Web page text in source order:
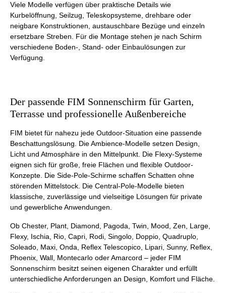
Viele Modelle verfügen über praktische Details wie
Kurbelöffnung, Seilzug, Teleskopsysteme, drehbare oder
neigbare Konstruktionen, austauschbare Bezüge und einzeln
ersetzbare Streben. Für die Montage stehen je nach Schirm
verschiedene Boden-, Stand- oder Einbaulösungen zur
Verfügung.
Der passende FIM Sonnenschirm für Garten,
Terrasse und professionelle Außenbereiche
FIM bietet für nahezu jede Outdoor-Situation eine passende
Beschattungslösung. Die Ambience-Modelle setzen Design,
Licht und Atmosphäre in den Mittelpunkt. Die Flexy-Systeme
eignen sich für große, freie Flächen und flexible Outdoor-
Konzepte. Die Side-Pole-Schirme schaffen Schatten ohne
störenden Mittelstock. Die Central-Pole-Modelle bieten
klassische, zuverlässige und vielseitige Lösungen für private
und gewerbliche Anwendungen.
Ob Chester, Plant, Diamond, Pagoda, Twin, Mood, Zen, Large,
Flexy, Ischia, Rio, Capri, Rodi, Singolo, Doppio, Quadruplo,
Soleado, Maxi, Onda, Reflex Telescopico, Lipari, Sunny, Reflex,
Phoenix, Wall, Montecarlo oder Amarcord – jeder FIM
Sonnenschirm besitzt seinen eigenen Charakter und erfüllt
unterschiedliche Anforderungen an Design, Komfort und Fläche.